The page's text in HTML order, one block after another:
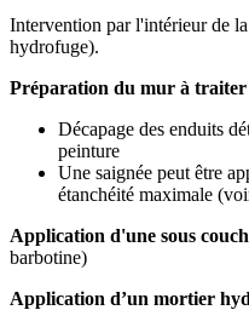
Intervention par l'intérieur de
hydrofuge).
Préparation du mur à traiter
Décapage des enduits
peinture
Une saignée peut être
étanchéité maximale
Application d'une sous
barbotine)
Application d’un mortier